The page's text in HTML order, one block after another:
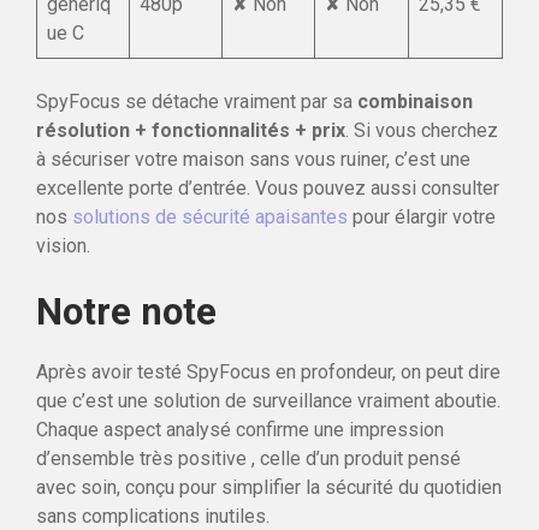
ue C
SpyFocus se détache vraiment par sa combinaison
résolution + fonctionnalités + prix. Si vous cherchez
à sécuriser votre maison sans vous ruiner, c’est une
excellente porte d’entrée. Vous pouvez aussi consulter
nos solutions de sécurité apaisantes pour élargir votre
vision.
Notre note
Après avoir testé SpyFocus en profondeur, on peut dire
que c’est une solution de surveillance vraiment aboutie.
Chaque aspect analysé confirme une impression
d’ensemble très positive , celle d’un produit pensé
avec soin, conçu pour simplifier la sécurité du quotidien
sans complications inutiles.